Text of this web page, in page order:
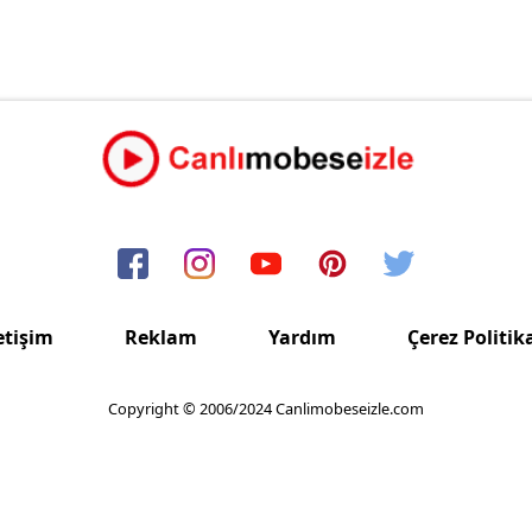
Reklam Yardım Çerez
Copyright © 2006/2024 Canlimobeseizle.com